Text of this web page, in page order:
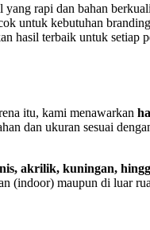
yang rapi dan bahan
untuk kebutuhan
hasil terbaik untuk setiap
itu, kami menawarkan
dan ukuran sesuai
akrilik, kuningan,
maupun di luar